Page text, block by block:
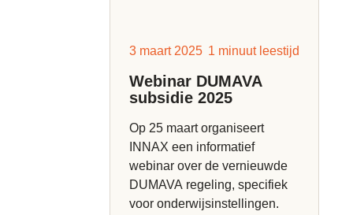
3 maart 2025 1 minuut leestijd
Webinar DUMAVA
subsidie 2025
Op 25 maart organiseert
INNAX een informatief
webinar over de vernieuwde
DUMAVA regeling, specifiek
voor onderwijsinstellingen.